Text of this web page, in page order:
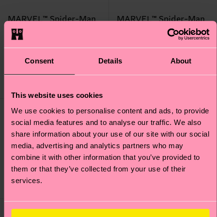
Consent Details About
This website uses cookies
We use cookies to personalise content and ads, to provide
social media features and to analyse our traffic. We also
share information about your use of our site with our social
media, advertising and analytics partners who may
combine it with other information that you’ve provided to
them or that they’ve collected from your use of their
services.
MARVEL™ Spider-Man
Spidey Sock
Prezzo di partenza
14 €
prezzo scontato
-50%
MARVEL™ Spider-Man
Archenemy Sock
Prezzo di partenza
14 €
prezzo scontato
7 €
-50%
Shop All
MARVEL Fantastic Four